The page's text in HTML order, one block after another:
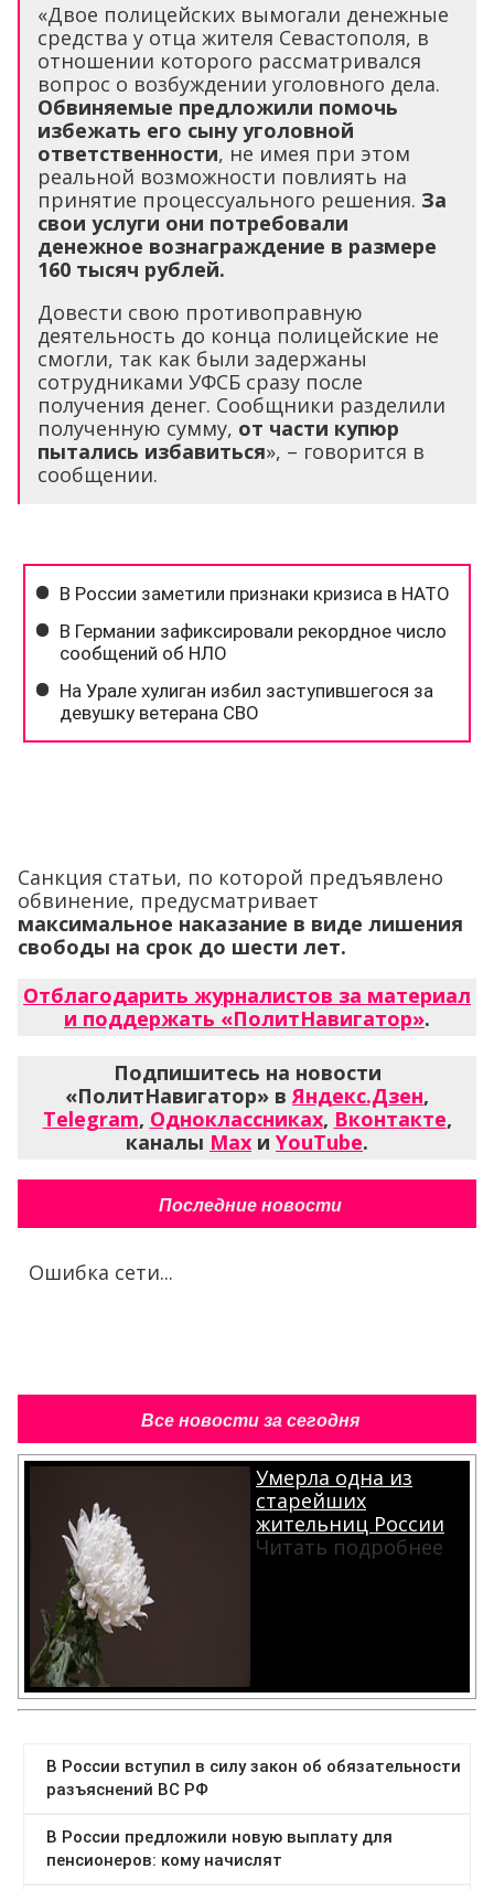
«Двое полицейских вымогали денежные
средства у отца жителя Севастополя, в
отношении которого рассматривался
вопрос о возбуждении уголовного дела.
Обвиняемые предложили помочь
избежать его сыну уголовной
ответственности, не имея при этом
реальной возможности повлиять на
принятие процессуального решения. За
свои услуги они потребовали
денежное вознаграждение в размере
160 тысяч рублей.
Довести свою противоправную
деятельность до конца полицейские не
смогли, так как были задержаны
сотрудниками УФСБ сразу после
получения денег. Сообщники разделили
полученную сумму, от части купюр
пытались избавиться», – говорится в
сообщении.
Санкция статьи, по которой предъявлено
обвинение, предусматривает
максимальное наказание в виде лишения
свободы на срок до шести лет.
Отблагодарить журналистов за материал
и поддержать «ПолитНавигатор».
Подпишитесь на новости
«ПолитНавигатор» вЯндекс.Дзен,
Telegram, Одноклассниках, Вконтакте,
каналы Max и YouTube.
Последние новости
Ошибка сети...
Все новости за сегодня
Умерла одна из
старейших
жительниц России
Читать подробнее